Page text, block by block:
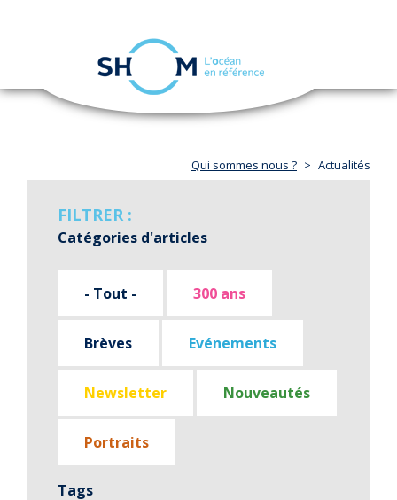
Aller
navigation
Qui sommes nous ? Actualités
FILTRER :
Catégories d'articles
- Tout - 300 ans
Brèves Evénements
Newsletter Nouveautés
Portraits
Tags